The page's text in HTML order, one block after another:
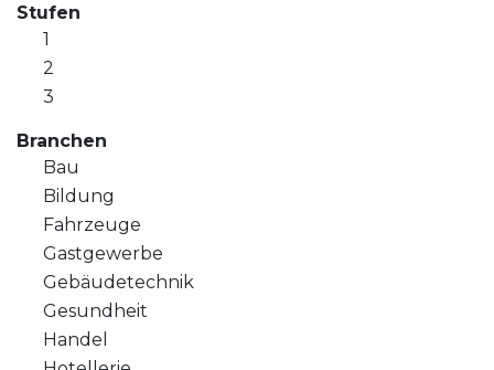
Stufen
1
2
3
Branchen
Bau
Bildung
Fahrzeuge
Gastgewerbe
Gebäudetechnik
Gesundheit
Handel